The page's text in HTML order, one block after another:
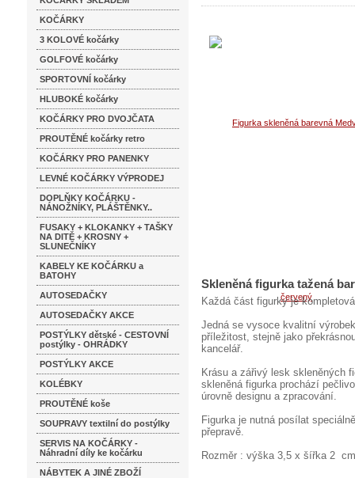
KOČÁRKY
3 KOLOVÉ kočárky
GOLFOVÉ kočárky
SPORTOVNÍ kočárky
HLUBOKÉ kočárky
KOČÁRKY PRO DVOJČATA
PROUTĚNÉ kočárky retro
KOČÁRKY PRO PANENKY
LEVNÉ KOČÁRKY VÝPRODEJ
DOPLŇKY KOČÁRKU -
NÁNOŽNÍKY, PLÁŠTĚNKY..
FUSAKY + KLOKANKY + TAŠKY
NA DITĚ + KROSNY +
SLUNEČNÍKY
KABELY KE KOČÁRKU a
BATOHY
AUTOSEDAČKY
AUTOSEDAČKY AKCE
POSTÝLKY dětské - CESTOVNÍ
postýlky - OHRÁDKY
POSTÝLKY AKCE
KOLÉBKY
PROUTĚNÉ koše
SOUPRAVY textilní do postýlky
SERVIS NA KOČÁRKY -
Náhradní díly ke kočárku
NÁBYTEK A JINÉ ZBOŽÍ
Skleněná figurka tažená
Každá část figurky je
Jedná se vysoce kvalitní
příležitost, stejně jako
kancelář.
Krásu a zářivý lesk skleněných
skleněná figurka prochází
úrovně designu a zpracování.
Figurka je nutná posílat
přepravě.
Rozměr : výška 3,5 x šířka 2 cm